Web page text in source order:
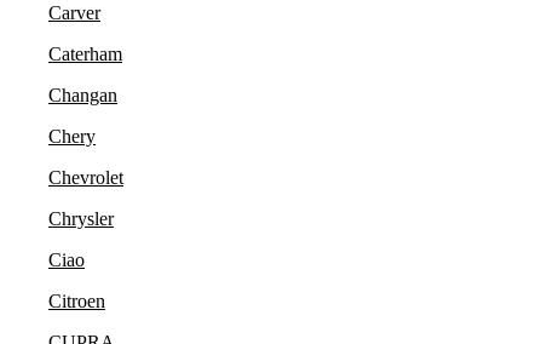
Carver
Caterham
Changan
Chery
Chevrolet
Chrysler
Ciao
Citroen